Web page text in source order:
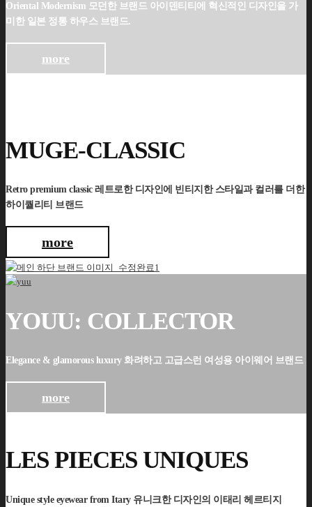
Oriental Modernism 모던한 브랜드 아이덴티티에 혁신적인 디자인을 가
미한 일본 정통 하우스 브랜드.
more
MUGE-CLASSIC
Retro premium classic 레트로한 디자인에 빈티지한 스타일과 컬러를 더한
하이퀄리티 브랜드
more
YOUU: COLLECTOR
Elegance & glamorous luxury 화려하고 고급스런 여성용 아이웨어 브랜드
more
LES PIECES UNIQUES
Unique style eyewear from Itary 유니크한 디자인의 이태리 헤르티지